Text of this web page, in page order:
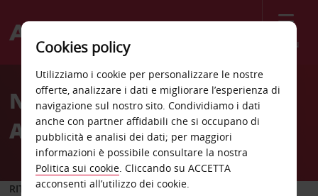
Menù
Welcome
AvisNoleggio auto
Antananarivo
RITIRO DA
Cookies policy
Utilizziamo i cookie per personalizzare le nostre
offerte, analizzare i dati e migliorare l’esperienza di
navigazione sul nostro sito. Condividiamo i dati
anche con partner affidabili che si occupano di
pubblicità e analisi dei dati; per maggiori
informazioni è possibile consultare la nostra
Politica sui cookie. Cliccando su ACCETTA
acconsenti all’utilizzo dei cookie.